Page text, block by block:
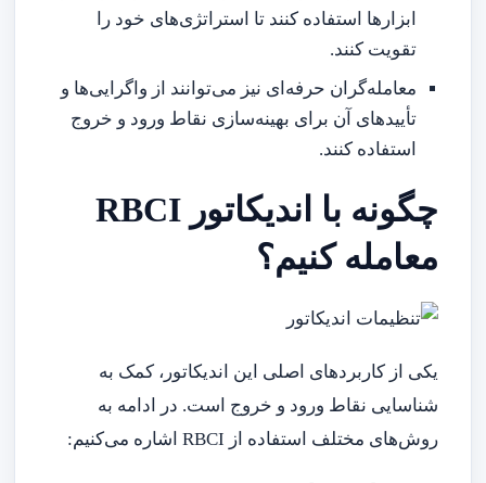
ابزارها استفاده کنند تا استراتژی‌های خود را
تقویت کنند.
معامله‌گران حرفه‌ای نیز می‌توانند از واگرایی‌ها و
تأییدهای آن برای بهینه‌سازی نقاط ورود و خروج
استفاده کنند.
چگونه با اندیکاتور RBCI
معامله کنیم؟
یکی از کاربردهای اصلی این اندیکاتور، کمک به
شناسایی نقاط ورود و خروج است. در ادامه به
روش‌های مختلف استفاده از RBCI اشاره می‌کنیم: